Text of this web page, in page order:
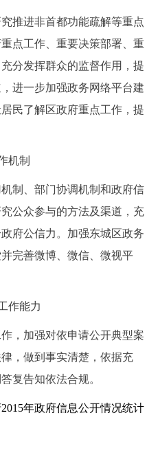
进非首都功能疏解等重点
点工作、重要决策部署、重
分发挥群众的监督作用，提
进一步加强政务网络平台建
民了解区政府重点工作，提
机制
、部门协调机制和政府信
公众参与的方法及渠道，充
府公信力。加强东城区政务
完善微博、微信、微视平
作能力
加强对依申请公开典型案
，做到事实清楚，依据充
复告知依法合规。
年政府信息公开情况统计